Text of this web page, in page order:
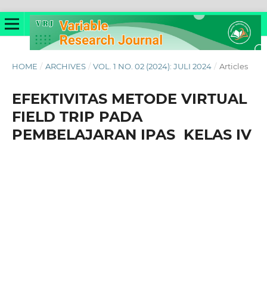
HOME / ARCHIVES / VOL. 1 NO. 02 (2024): JULI 2024 / Articles
EFEKTIVITAS METODE VIRTUAL
FIELD TRIP PADA
PEMBELAJARAN IPAS KELAS IV